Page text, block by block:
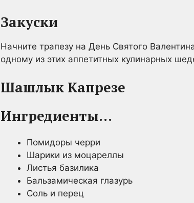
Закуски
Начните трапезу на День Святого
одному из этих аппетитных кулинарных
Шашлык Капрезе
Ингредиенты…
Помидоры черри
Шарики из моцареллы
Листья базилика
Бальзамическая глазурь
Соль и перец